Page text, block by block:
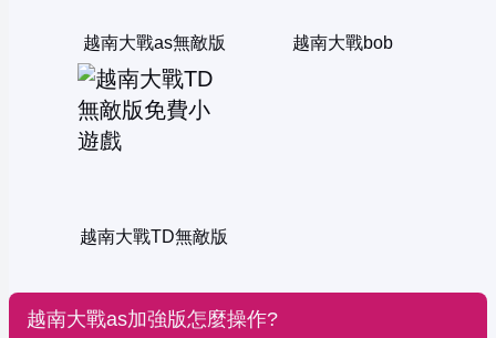
越南大戰as無敵版 越南大戰bob
越南大戰TD無敵版
越南大戰as加強版怎麼操作?